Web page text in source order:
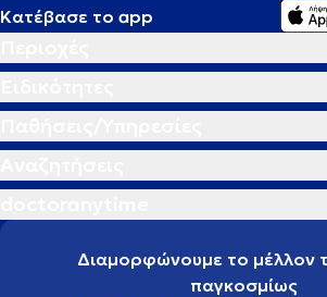
Κατέβασε το app
Διαμορφώνουμε το μέλλον
παγκοσμίως